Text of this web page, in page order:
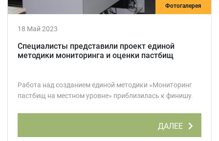
Фотогалерея
18 Май 2023
Специалисты представили проект единой
методики мониторинга и оценки пастбищ
Работа над созданием единой методики «Мониторинг
пастбищ на местном уровне» приблизилась к финишу.
ДАЛЕЕ